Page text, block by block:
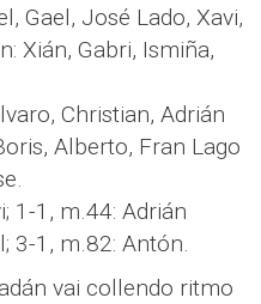
Gael, José Lado, Xavi,
Xián, Gabri, Ismiña,
Christian, Adrián
Alberto, Fran Lago
1-1, m.44: Adrián
3-1, m.82: Antón.
vai collendo ritmo